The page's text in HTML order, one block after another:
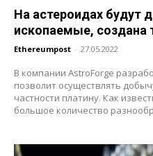
На астероидах будут
ископаемые, создана
Ethereumpost - 27.05.2022
В компании AstroForge
позволит осуществлять
частности платину. Как
большое количество